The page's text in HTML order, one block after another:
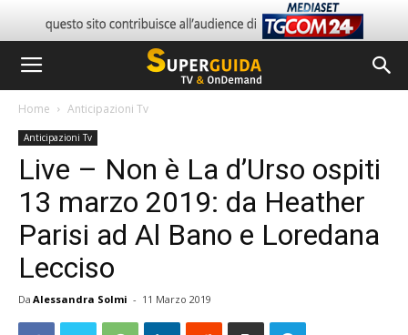
Home Anticipazioni Tv
Anticipazioni Tv
Live – Non è La d’Urso ospiti
13 marzo 2019: da Heather
Parisi ad Al Bano e Loredana
Lecciso
Da Alessandra Solmi - 11 Marzo 2019